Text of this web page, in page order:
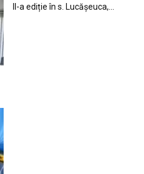
II-a ediție în s. Lucășeuca,...